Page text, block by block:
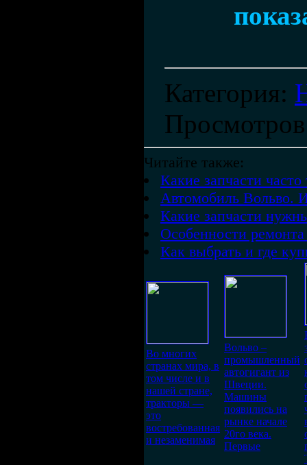
Категория:
Просмотров
Читайте также:
Какие запчасти
Автомобиль Вольво.
Какие запчасти
Особенности
Как выбрать и где
Во многих
странах мира, в
том числе и в
нашей стране,
тракторы —
это
востребованная
и незаменимая
Вольво –
промышленный
автогигант из
Швеции.
Машины
появились на
рынке начале
20го века.
Первые